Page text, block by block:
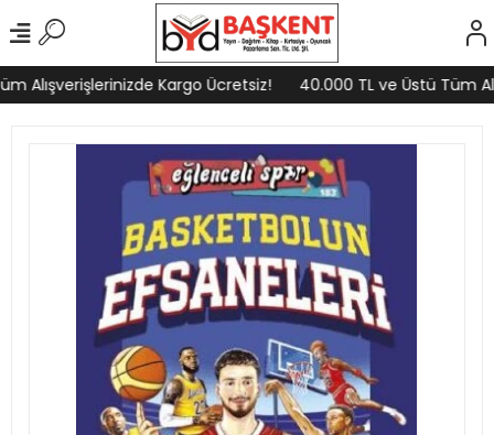
Alışverişlerinizde Kargo Ücretsiz! 40.000 TL ve Üstü Tüm